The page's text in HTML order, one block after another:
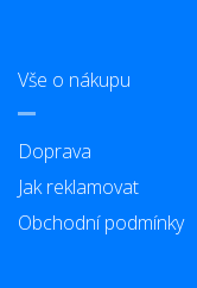
Vše o nákupu
Doprava
Jak reklamovat
Obchodní podmínky